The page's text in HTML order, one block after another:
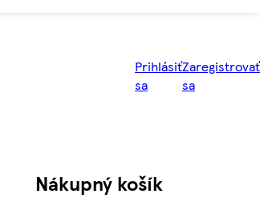
Prihlásiť
sa
Zaregistrovať
sa
Nákupný košík